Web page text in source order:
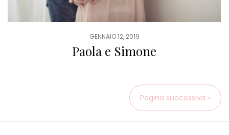
GENNAIO 12, 2019
Paola e Simone
Pagina successiva »